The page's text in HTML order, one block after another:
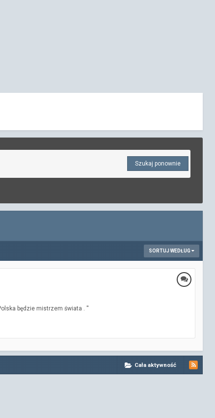
Szukaj ponownie
SORTUJ WEDŁUG
będzie mistrzem świata . ''
Cała aktywność